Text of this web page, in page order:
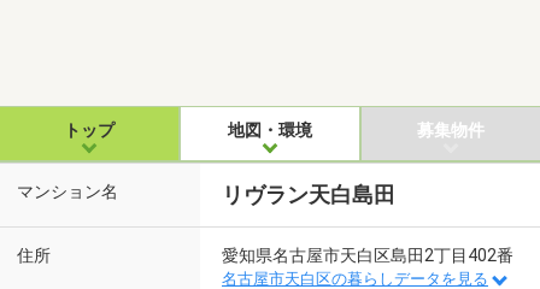
トップ 地図・環境 募集物件
マンション名 リヴラン天白島田
住所 愛知県名古屋市天白区島田2丁目402番
名古屋市天白区の暮らしデータを見る